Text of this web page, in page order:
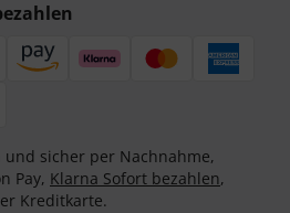
sicher per Nachnahme,
Pay, Klarna Sofort bezahlen,
Kreditkarte.